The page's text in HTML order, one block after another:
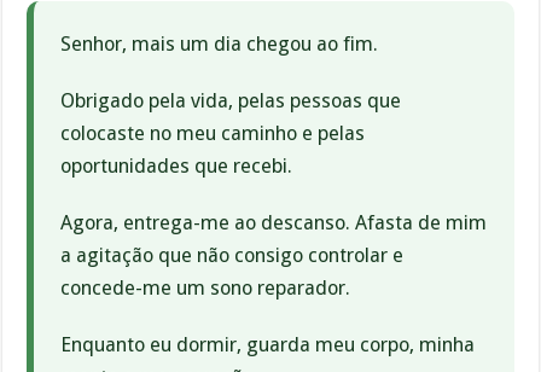
Senhor, mais um dia chegou ao fim.
Obrigado pela vida, pelas pessoas que
colocaste no meu caminho e pelas
oportunidades que recebi.
Agora, entrega-me ao descanso. Afasta de mim
a agitação que não consigo controlar e
concede-me um sono reparador.
Enquanto eu dormir, guarda meu corpo, minha